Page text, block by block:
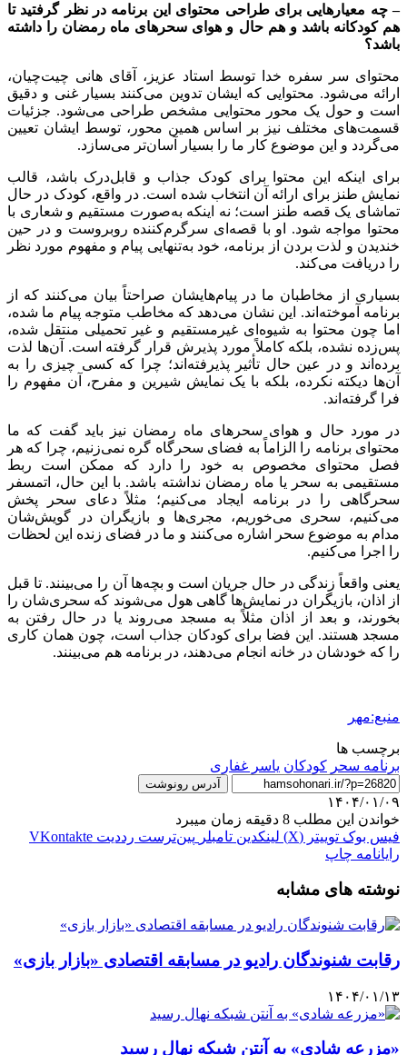
–چه معیارهایی برای طراحی محتوای این برنامه در نظر گرفتید تا
هم کودکانه باشد و هم حال و هوای سحرهای ماه رمضان را داشته
باشد؟
محتوای سر سفره خدا توسط استاد عزیز، آقای هانی چیت‌چیان،
ارائه می‌شود. محتوایی که ایشان تدوین می‌کنند بسیار غنی و دقیق
است و حول یک محور محتوایی مشخص طراحی می‌شود. جزئیات
قسمت‌های مختلف نیز بر اساس همین محور، توسط ایشان تعیین
می‌گردد و این موضوع کار ما را بسیار آسان‌تر می‌سازد.
برای اینکه این محتوا برای کودک جذاب و قابل‌درک باشد، قالب
نمایش طنز برای ارائه آن انتخاب شده است. در واقع، کودک در حال
تماشای یک قصه طنز است؛ نه اینکه به‌صورت مستقیم و شعاری با
محتوا مواجه شود. او با قصه‌ای سرگرم‌کننده روبروست و در حین
خندیدن و لذت بردن از برنامه، خود به‌تنهایی پیام و مفهوم مورد نظر
را دریافت می‌کند.
بسیاری از مخاطبان ما در پیام‌هایشان صراحتاً بیان می‌کنند که از
برنامه آموخته‌اند. این نشان می‌دهد که مخاطب متوجه پیام ما شده،
اما چون محتوا به شیوه‌ای غیرمستقیم و غیر تحمیلی منتقل شده،
پس‌زده نشده، بلکه کاملاً مورد پذیرش قرار گرفته است. آن‌ها لذت
برده‌اند و در عین حال تأثیر پذیرفته‌اند؛ چرا که کسی چیزی را به
آن‌ها دیکته نکرده، بلکه با یک نمایش شیرین و مفرح، آن مفهوم را
فرا گرفته‌اند.
در مورد حال و هوای سحرهای ماه رمضان نیز باید گفت که ما
محتوای برنامه را الزاماً به فضای سحرگاه گره نمی‌زنیم، چرا که هر
فصل محتوای مخصوص به خود را دارد که ممکن است ربط
مستقیمی به سحر یا ماه رمضان نداشته باشد. با این حال، اتمسفر
سحرگاهی را در برنامه ایجاد می‌کنیم؛ مثلاً دعای سحر پخش
می‌کنیم، سحری می‌خوریم، مجری‌ها و بازیگران در گویش‌شان
مدام به موضوع سحر اشاره می‌کنند و ما در فضای زنده این لحظات
را اجرا می‌کنیم.
یعنی واقعاً زندگی در حال جریان است و بچه‌ها آن را می‌بینند. تا قبل
از اذان، بازیگران در نمایش‌ها گاهی هول می‌شوند که سحری‌شان را
بخورند، و بعد از اذان مثلاً به مسجد می‌روند یا در حال رفتن به
مسجد هستند. این فضا برای کودکان جذاب است، چون همان کاری
را که خودشان در خانه انجام می‌دهند، در برنامه هم می‌بینند.
منبع:مهر
برچسب ها
برنامه سحر کودکان یاسر غفاری
آدرس رونوشت
۱۴۰۴/۰۱/۰۹
خواندن این مطلب 8 دقیقه زمان میبرد
فیس بوک توییتر (X) لینکدین ‫تامبلر ‫پین‌ترست ‫رددیت ‫VKontakte
رایانامه چاپ
نوشته های مشابه
رقابت شنوندگان رادیو در مسابقه اقتصادی «بازار بازی»
۱۴۰۴/۰۱/۱۳
«مزرعه شادی» به آنتن شبکه نهال رسید